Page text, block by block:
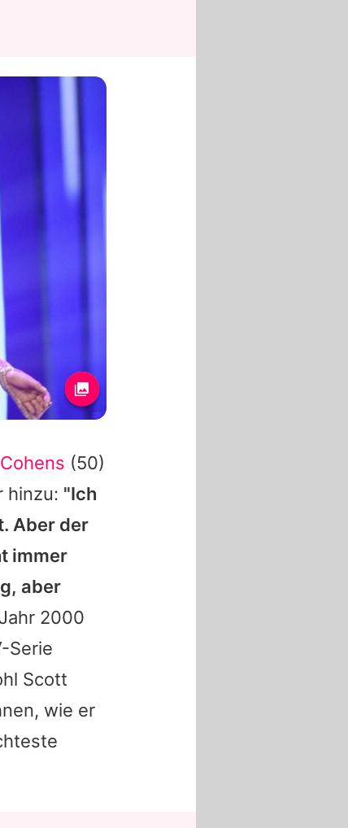
(50)
hinzu: "Ich
Aber der
immer
aber
2000
Serie
Scott
wie er